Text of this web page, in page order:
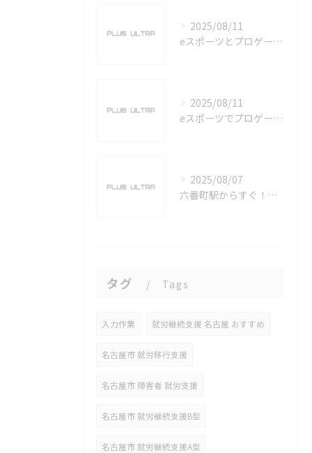
2025/08/11
eスポーツとプロゲーマーを六番町駅で目指すための実践ガイド
2025/08/11
eスポーツでプロゲーマーを目指す愛知県名古屋市の最新キャリアガイド
2025/08/07
六番町駅からすぐ！名古屋のeスポーツ施設で快適なプレイ環境を確保
タグ Tags
入力作業 就労継続支援 名古屋 おすすめ
名古屋市 就労移行支援
名古屋市 障害者 就労支援
名古屋市 就労継続支援B型
名古屋市 就労継続支援A型